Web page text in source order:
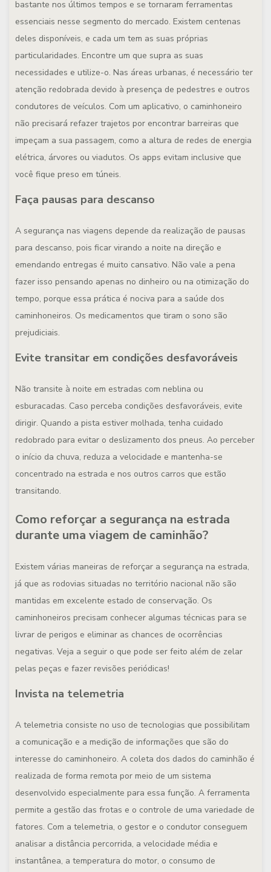
bastante nos últimos tempos e se tornaram ferramentas
essenciais nesse segmento do mercado. Existem centenas
deles disponíveis, e cada um tem as suas próprias
particularidades. Encontre um que supra as suas
necessidades e utilize-o. Nas áreas urbanas, é necessário ter
atenção redobrada devido à presença de pedestres e outros
condutores de veículos. Com um aplicativo, o caminhoneiro
não precisará refazer trajetos por encontrar barreiras que
impeçam a sua passagem, como a altura de redes de energia
elétrica, árvores ou viadutos. Os apps evitam inclusive que
você fique preso em túneis.
Faça pausas para descanso
A segurança nas viagens depende da realização de pausas
para descanso, pois ficar virando a noite na direção e
emendando entregas é muito cansativo. Não vale a pena
fazer isso pensando apenas no dinheiro ou na otimização do
tempo, porque essa prática é nociva para a saúde dos
caminhoneiros. Os medicamentos que tiram o sono são
prejudiciais.
Evite transitar em condições desfavoráveis
Não transite à noite em estradas com neblina ou
esburacadas. Caso perceba condições desfavoráveis, evite
dirigir. Quando a pista estiver molhada, tenha cuidado
redobrado para evitar o deslizamento dos pneus. Ao perceber
o início da chuva, reduza a velocidade e mantenha-se
concentrado na estrada e nos outros carros que estão
transitando.
Como reforçar a segurança na estrada
durante uma viagem de caminhão?
Existem várias maneiras de reforçar a segurança na estrada,
já que as rodovias situadas no território nacional não são
mantidas em excelente estado de conservação. Os
caminhoneiros precisam conhecer algumas técnicas para se
livrar de perigos e eliminar as chances de ocorrências
negativas. Veja a seguir o que pode ser feito além de zelar
pelas peças e fazer revisões periódicas!
Invista na telemetria
A telemetria consiste no uso de tecnologias que possibilitam
a comunicação e a medição de informações que são do
interesse do caminhoneiro. A coleta dos dados do caminhão é
realizada de forma remota por meio de um sistema
desenvolvido especialmente para essa função. A ferramenta
permite a gestão das frotas e o controle de uma variedade de
fatores. Com a telemetria, o gestor e o condutor conseguem
analisar a distância percorrida, a velocidade média e
instantânea, a temperatura do motor, o consumo de